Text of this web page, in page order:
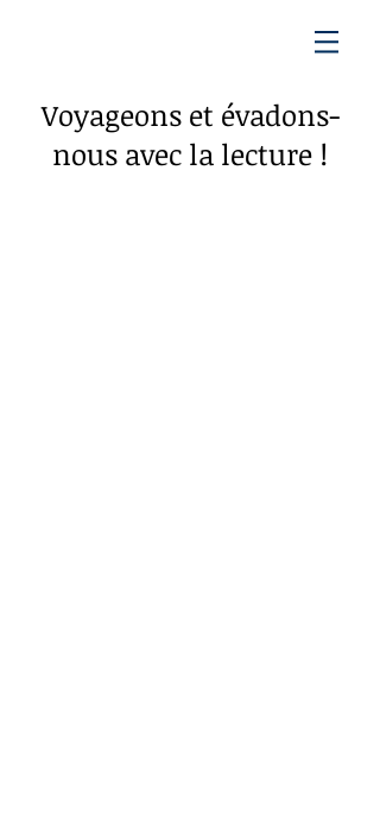
Voyageons et évadons-
nous avec la lecture !